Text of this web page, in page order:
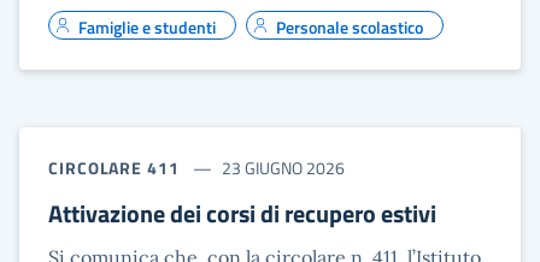
Famiglie e studenti Personale scolastico
CIRCOLARE 411 23 GIUGNO 2026
Attivazione dei corsi di recupero estivi
Si comunica che, con la circolare n. 411, l’Istituto